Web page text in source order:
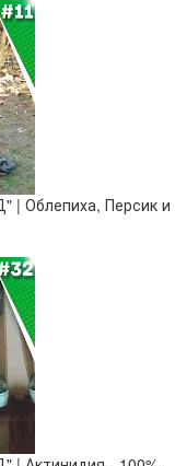
Облепиха, Персик и